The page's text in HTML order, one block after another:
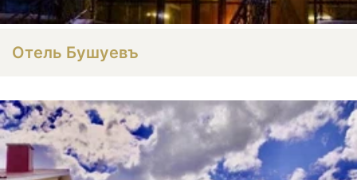
Отель Бушуевъ